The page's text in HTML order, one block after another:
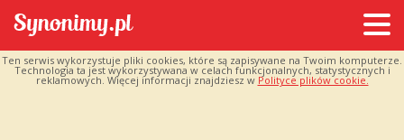
Ten serwis wykorzystuje pliki cookies, które są zapisywane na Twoim komputerze.
Technologia ta jest wykorzystywana w celach funkcjonalnych, statystycznych i
reklamowych. Więcej informacji znajdziesz w Polityce plików cookie.